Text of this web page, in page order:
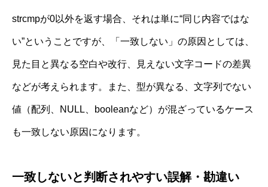
strcmpが0以外を返す場合、それは単に“同じ内容ではな
い”ということですが、「一致しない」の原因としては、
見た目と異なる空白や改行、見えない文字コードの差異
などが考えられます。また、型が異なる、文字列でない
値（配列、NULL、booleanなど）が混ざっているケース
も一致しない原因になります。
一致しないと判断されやすい誤解・勘違い